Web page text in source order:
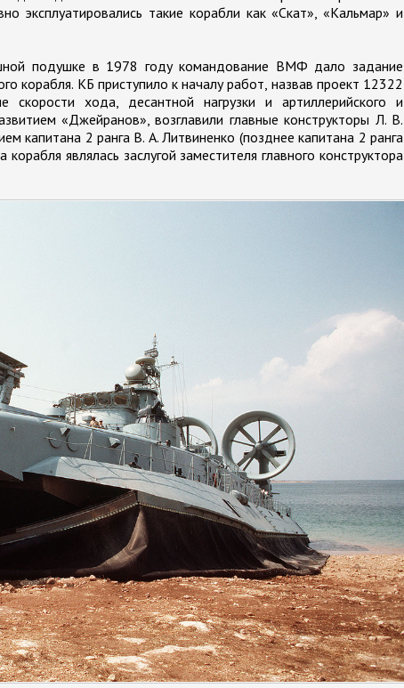
такие корабли как «Скат», «Кальмар» и
подушке в 1978 году командование ВМФ дало задание
корабля. КБ приступило к началу работ, назвав проект 12322
хода, десантной нагрузки и артиллерийского и
«Джейранов», возглавили главные конструкторы Л. В.
2 ранга В. А. Литвиненко (позднее капитана 2 ранга
являлась заслугой заместителя главного конструктора